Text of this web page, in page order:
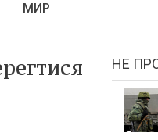
МИР
НЕ